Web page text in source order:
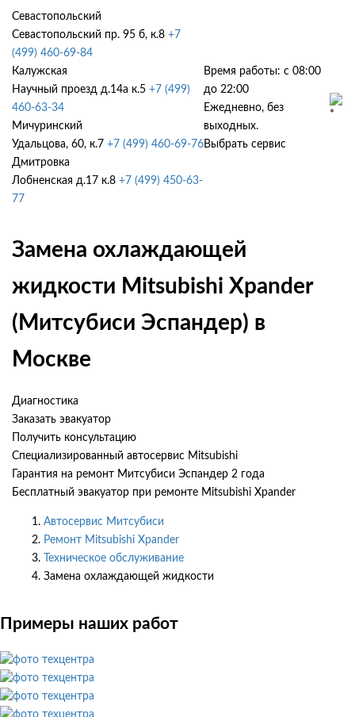
Севастопольский
Севастопольский пр. 95 б, к.8 +7
(499) 460-69-84
Калужская
Научный проезд д.14а к.5 +7 (499)
460-63-34
Мичуринский
Удальцова, 60, к.7 +7 (499) 460-69-76
Дмитровка
Лобненская д.17 к.8 +7 (499) 450-63-
77
Время работы: с 08:00
до 22:00
Ежедневно, без
выходных.
Выбрать сервис
Замена охлаждающей
жидкости Mitsubishi Xpander
(Митсубиси Эспандер) в
Москве
Диагностика
Заказать эвакуатор
Получить консультацию
Специализированный автосервис Mitsubishi
Гарантия на ремонт Митсубиси Эспандер 2 года
Бесплатный эвакуатор при ремонте Mitsubishi Xpander
Автосервис Митсубиси
Ремонт Mitsubishi Xpander
Техническое обслуживание
Замена охлаждающей жидкости
Примеры наших работ